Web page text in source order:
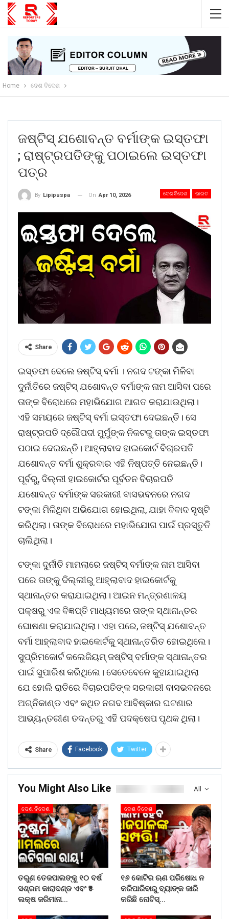
Home ଦେଶ ବିଦେଶ
ଜଷ୍ଟିସ୍ ଯଶୋବନ୍ତ ବର୍ମାଙ୍କ ଇସ୍ତଫା
; ରାଷ୍ଟ୍ରପତିଙ୍କୁ ପଠାଇଲେ ଇସ୍ତଫା
ପତ୍ର
ଦେଶ ବିଦେଶ ଭାରତ
By Lipipuspa On Apr 10, 2026
Share
ଇସ୍ତଫା ଦେଲେ ଜଷ୍ଟିସ୍ ବର୍ମା । ନଗଦ ଟଙ୍କା ମିଳିବା
ଦୁର୍ନୀତିରେ ଜଷ୍ଟିସ୍ ଯଶୋବନ୍ତ ବର୍ମାଙ୍କ ନାମ ଆସିବା ପରେ
ତାଙ୍କ ବିରୋଧରେ ମହାଭିଯୋଗ ଆଗତ କରାଯାଉଥିଲା।
ଏହି ସମୟରେ ଜଷ୍ଟିସ୍ ବର୍ମା ଇସ୍ତଫା ଦେଇଛନ୍ତି। ସେ
ରାଷ୍ଟ୍ରପତି ଦ୍ରୌପଦୀ ମୁର୍ମୁଙ୍କ ନିକଟକୁ ତାଙ୍କ ଇସ୍ତଫା
ପଠାଇ ଦେଇଛନ୍ତି। ଆହ୍ଲାବାଦ ହାଇକୋର୍ଟ ବିଚାରପତି
ଯଶୋବନ୍ତ ବର୍ମା ଶୁକ୍ରବାର ଏହି ନିଷ୍ପତ୍ତି ନେଇଛନ୍ତି।
ପୂର୍ବରୁ, ଦିଲ୍ଲୀ ହାଇକୋର୍ଟର ପୂର୍ବତନ ବିଚାରପତି
ଯଶୋବନ୍ତ ବର୍ମାଙ୍କ ସରକାରୀ ବାସଭବନରେ ନଗଦ
ଟଙ୍କା ମିଳିଥିବା ଅଭିଯୋଗ ହୋଇଥିଲା, ଯାହା ବିବାଦ ସୃଷ୍ଟି
କରିଥିଲା। ତାଙ୍କ ବିରୋଧରେ ମହାଭିଯୋଗ ପାଇଁ ପ୍ରସ୍ତୁତି
ଚାଲିଥିଲା।
ଟଙ୍କା ଦୁର୍ନୀତି ମାମଲାରେ ଜଷ୍ଟିସ୍ ବର୍ମାଙ୍କ ନାମ ଆସିବା
ପରେ ତାଙ୍କୁ ଦିଲ୍ଲୀରୁ ଆହ୍ଲାବାଦ ହାଇକୋର୍ଟକୁ
ସ୍ଥାନାନ୍ତର କରାଯାଇଥିଲା। ଆଇନ ମନ୍ତ୍ରଣାଳୟ
ପକ୍ଷରୁ ଏକ ବିଜ୍ଞପ୍ତି ମାଧ୍ୟମରେ ତାଙ୍କ ସ୍ଥାନାନ୍ତର
ଘୋଷଣା କରାଯାଇଥିଲା। ଏହା ପରେ, ଜଷ୍ଟିସ୍ ଯଶୋବନ୍ତ
ବର୍ମା ଆହ୍ଲାବାଦ ହାଇକୋର୍ଟକୁ ସ୍ଥାନାନ୍ତରିତ ହୋଇଥିଲେ।
ସୁପ୍ରିମକୋର୍ଟ କଲେଜିୟମ୍ ଜଷ୍ଟିସ୍ ବର୍ମାଙ୍କ ସ୍ଥାନାନ୍ତର
ପାଇଁ ସୁପାରିଶ କରିଥିଲେ। ସେତେବେଳେ କୁହାଯାଇଥିଲା
ଯେ ହୋଲି ରାତିରେ ବିଚାରପତିଙ୍କ ସରକାରୀ ବାସଭବନରେ
ଅଗ୍ନିକାଣ୍ଡ ଏବଂ କଥିତ ନଗଦ ଆବିଷ୍କାର ଘଟଣାର
ଆଭ୍ୟନ୍ତରୀଣ ତଦନ୍ତରୁ ଏହି ପଦକ୍ଷେପ ପୃଥକ ଥିଲା।
Share Facebook Twitter
All
You Might Also Like
ଦେଶ ବିଦେଶ
ତରୁଣ ତେଜପାଲଙ୍କୁ ୧୦ ବର୍ଷ
ସଶ୍ରମ କାରାଦଣ୍ଡ ଏବଂ ₹୫
ଲକ୍ଷ ଜରିମାନା…
ଦେଶ ବିଦେଶ
୧୬ କୋଟିର ଋଣ ପରିଷୋଧ ନ
କରିପାରିବାରୁ ବ୍ୟାଙ୍କ ଜାରି
କରିଛି ନୋଟିସ୍…